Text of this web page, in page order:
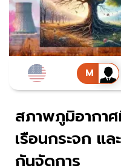
สภาพภูมิอากา
เรือนกระจก แ
กันจัดการ